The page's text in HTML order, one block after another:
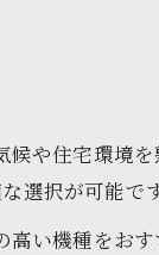
や住宅環境
選択が可能です
い機種をお